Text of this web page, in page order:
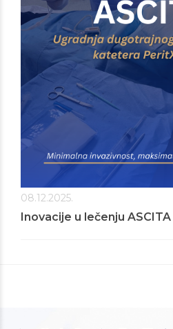
08.12.2025.
Inovacije u lečenju ASCITA